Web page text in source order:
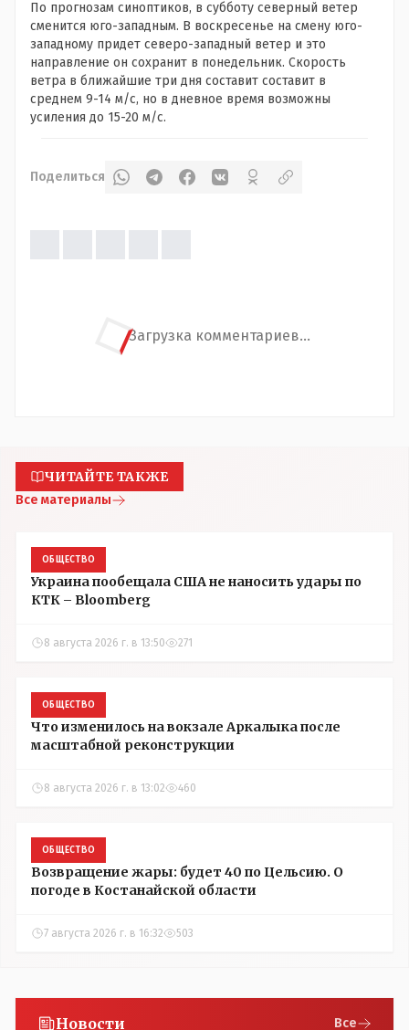
По прогнозам синоптиков, в субботу северный ветер
сменится юго-западным. В воскресенье на смену юго-
западному придет северо-западный ветер и это
направление он сохранит в понедельник. Скорость
ветра в ближайшие три дня составит составит в
среднем 9-14 м/с, но в дневное время возможны
усиления до 15-20 м/с.
Поделиться
Загрузка комментариев...
ЧИТАЙТЕ ТАКЖЕ
Все материалы
ОБЩЕСТВО
Украина пообещала США не наносить удары по
КТК – Bloomberg
8 августа 2026 г. в 13:50 271
ОБЩЕСТВО
Что изменилось на вокзале Аркалыка после
масштабной реконструкции
8 августа 2026 г. в 13:02 460
ОБЩЕСТВО
Возвращение жары: будет 40 по Цельсию. О
погоде в Костанайской области
7 августа 2026 г. в 16:32 503
Новости Все